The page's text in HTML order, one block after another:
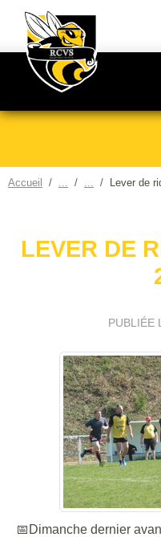
Accueil Lever de
LEVER DE
PUBLIÉE
📅Dimanche dernier
Panneau de gestion des